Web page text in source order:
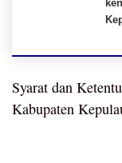
Syarat dan
Kabupaten